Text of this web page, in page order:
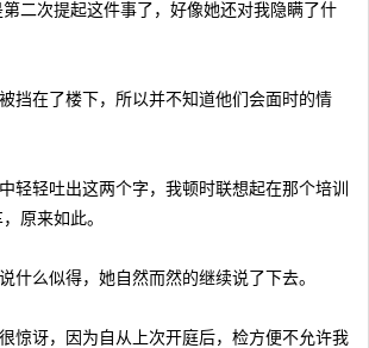
二次提起这件事了，好像她还对我隐瞒了什
挡在了楼下，所以并不知道他们会面时的情
轻轻吐出这两个字，我顿时联想起在那个培训
原来如此。
什么似得，她自然而然的继续说了下去。
惊讶，因为自从上次开庭后，检方便不允许我